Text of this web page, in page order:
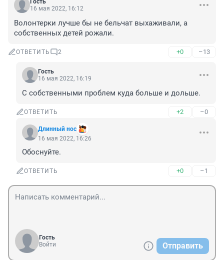
Гость
16 мая 2022, 16:12
Волонтерки лучше бы не бельчат выхаживали, а
собственных детей рожали.
ОТВЕТИТЬ 2 +0 –13
Гость
16 мая 2022, 16:19
С собственными проблем куда больше и дольше.
ОТВЕТИТЬ +2 –0
Длинный нос
16 мая 2022, 16:26
Обоснуйте.
ОТВЕТИТЬ +0 –1
Гость
Войти
Отправить